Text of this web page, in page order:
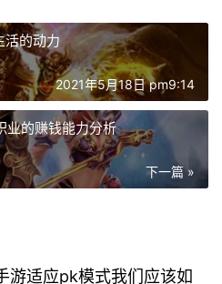
活的动力
2021年5月18日 pm9:14
业的赚钱能力分析
下一篇 »
游适应pk模式我们应该如